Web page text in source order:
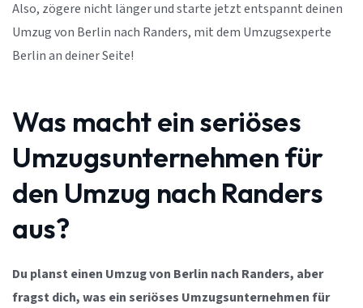
Also, zögere nicht länger und starte jetzt entspannt deinen
Umzug von Berlin nach Randers, mit dem Umzugsexperte
Berlin an deiner Seite!
Was macht ein seriöses
Umzugsunternehmen für
den Umzug nach Randers
aus?
Du planst einen Umzug von Berlin nach Randers, aber
fragst dich, was ein seriöses Umzugsunternehmen für